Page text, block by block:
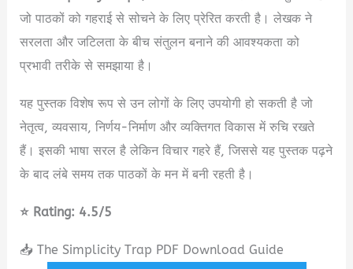
जो पाठकों को गहराई से सोचने के लिए प्रेरित करती है। लेखक ने
सरलता और जटिलता के बीच संतुलन बनाने की आवश्यकता को
प्रभावी तरीके से समझाया है।
यह पुस्तक विशेष रूप से उन लोगों के लिए उपयोगी हो सकती है जो
नेतृत्व, व्यवसाय, निर्णय-निर्माण और व्यक्तिगत विकास में रुचि रखते
हैं। इसकी भाषा सरल है लेकिन विचार गहरे हैं, जिससे यह पुस्तक पढ़ने
के बाद लंबे समय तक पाठकों के मन में बनी रहती है।
⭐ Rating: 4.5/5
📥 The Simplicity Trap PDF Download Guide